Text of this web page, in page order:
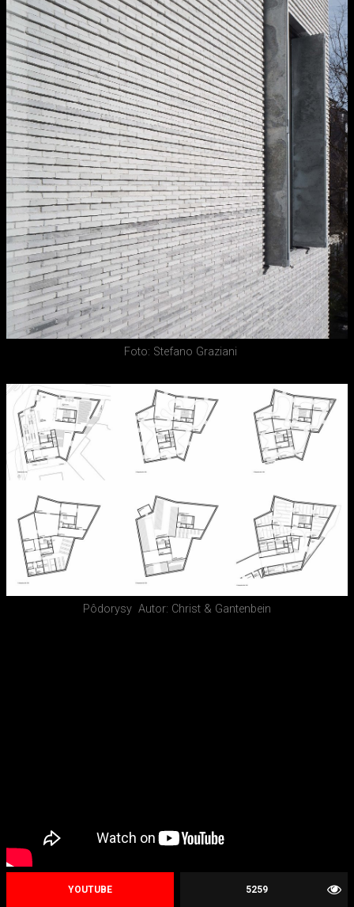
Foto: Stefano Graziani
Pôdorysy Autor: Christ & Gantenbein
5259
YOUTUBE